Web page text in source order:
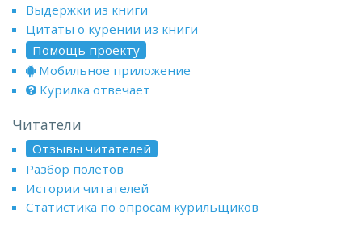
Выдержки из книги
Цитаты о курении из книги
Помощь проекту
Мобильное приложение
Курилка отвечает
Читатели
Отзывы читателей
Разбор полётов
Истории читателей
Статистика по опросам курильщиков